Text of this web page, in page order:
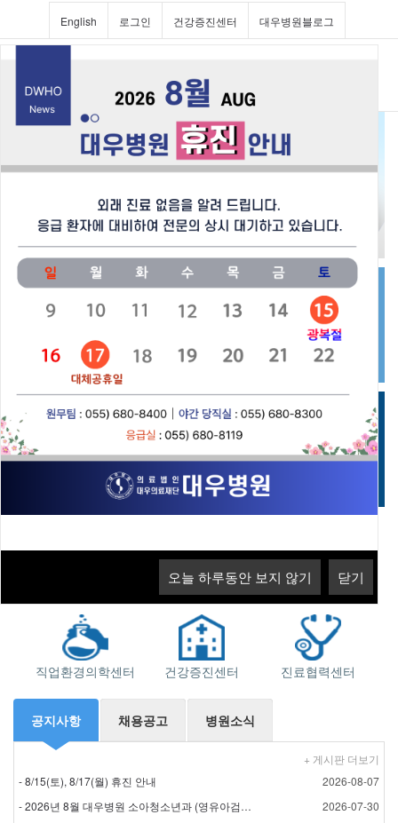
오늘 하루동안 보지 않기 닫기
오늘 하루동안 보지 않기 닫기
English 로그인 건강증진센터 대우병원블로그
진료과 및 의료진소개
고객의 소리
소화기센터 근로자건강센터
직업환경의학센터 건강증진센터 진료협력센터
공지사항 채용공고 병원소식
+ 게시판 더보기
- 8/15(토), 8/17(월) 휴진 안내
2026-08-07
- 2026년 8월 대우병원 소아청소년과 (영유아검진) 검…
2026-07-30